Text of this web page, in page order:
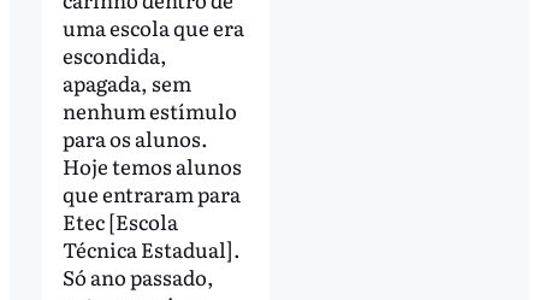
uma escola que era
escondida,
apagada, sem
nenhum estímulo
para os alunos.
Hoje temos alunos
que entraram para
Etec [Escola
Técnica Estadual].
Só ano passado,